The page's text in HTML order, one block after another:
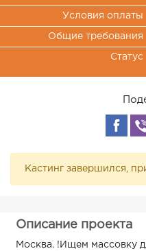
Условия оплаты
Общие требования
Статус
Кастинг завершился,
Описание проекта
Москва. !Ищем массовку